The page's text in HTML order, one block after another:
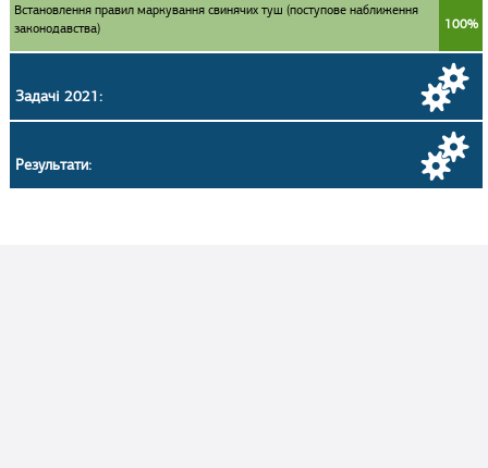
Встановлення правил маркування свинячих туш (поступове наближення
законодавства)
100%
Задачі 2021:
Результати: